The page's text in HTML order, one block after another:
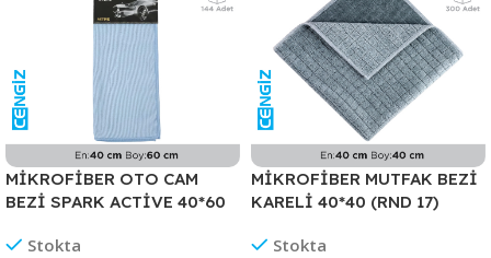
MİKROFİBER OTO CAM
BEZİ SPARK ACTİVE 40*60
Stokta
MİKROFİBER MUTFAK BEZİ
KARELİ 40*40 (RND 17)
Stokta